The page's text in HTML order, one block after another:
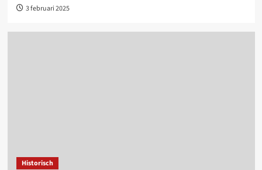
3 februari 2025
Historisch